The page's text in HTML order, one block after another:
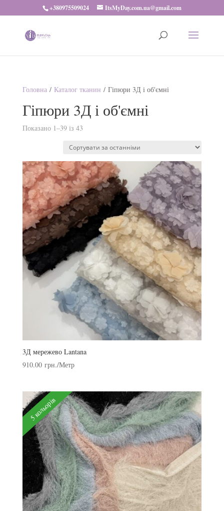
+380975509024 ItsMyDay.com.ua@gmail.com
Головна/ Каталог тканин / Гіпюри 3Д і об'ємні
Гіпюри 3Д і об'ємні
Показано 1–39 із 43
3Д мережево Lantana
910.00 грн./Метр
5 кольорів